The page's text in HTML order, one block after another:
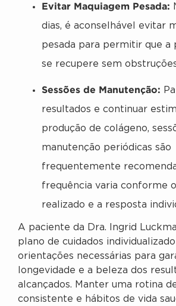
Evitar Maquiagem Pesada:
dias, é aconselhável evitar
pesada para permitir que a
se recupere sem
Sessões de Manutenção:
resultados e continuar
produção de colágeno,
manutenção periódicas são
frequentemente
frequência varia conforme
realizado e a resposta
A paciente da Dra. Ingrid
plano de cuidados
orientações necessárias para
longevidade e a beleza dos
alcançados. Manter uma rotina
consistente e hábitos de vida